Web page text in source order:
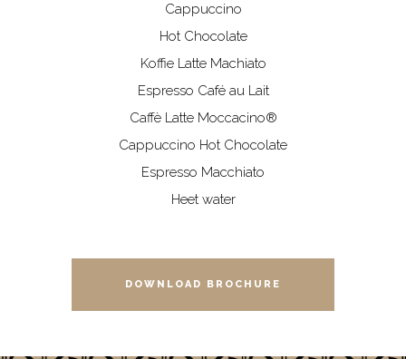
Cappuccino
Hot Chocolate
Koffie Latte Machiato
Espresso Café au Lait
Caffè Latte Moccacino®
Cappuccino Hot Chocolate
Espresso Macchiato
Heet water
DOWNLOAD BROCHURE